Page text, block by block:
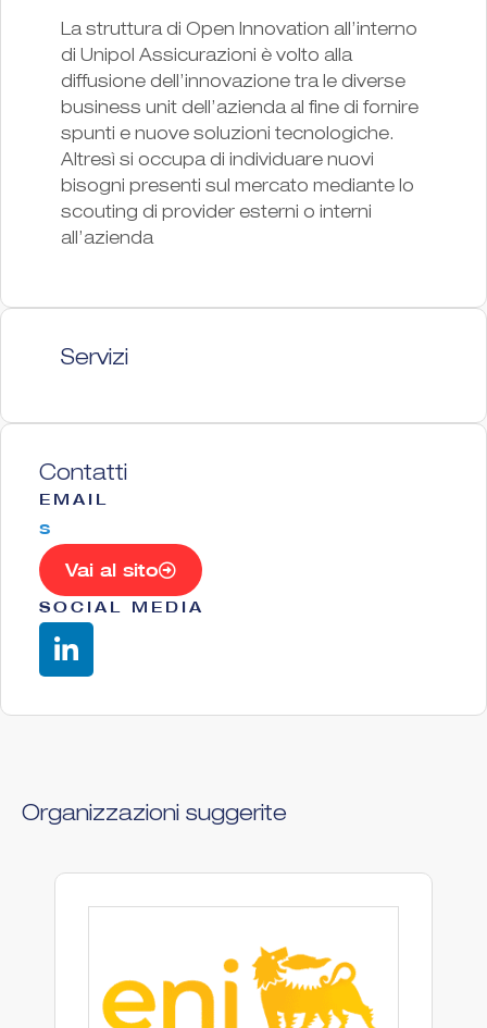
La struttura di Open Innovation all’interno
di Unipol Assicurazioni è volto alla
diffusione dell’innovazione tra le diverse
business unit dell’azienda al fine di fornire
spunti e nuove soluzioni tecnologiche.
Altresì si occupa di individuare nuovi
bisogni presenti sul mercato mediante lo
scouting di provider esterni o interni
all’azienda
Servizi
Contatti
EMAIL
s
Vai al sito
SOCIAL MEDIA
Organizzazioni suggerite